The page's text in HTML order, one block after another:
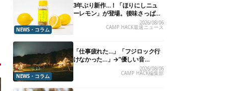
NEWS・コラム
3年ぶり新作…！「ほりにしニュ
ーレモン」が登場。後味さっぱり
の万能スパイス！【8月21日発
2026/08/06
CAMP HACK最速ニュース
NEWS・コラム
「仕事疲れた…」「フジロック行
けなかった…」→“優しい音
楽”と“大きな自然”で治癒。まだ間
2026/08/06
CAMP HACK編集部